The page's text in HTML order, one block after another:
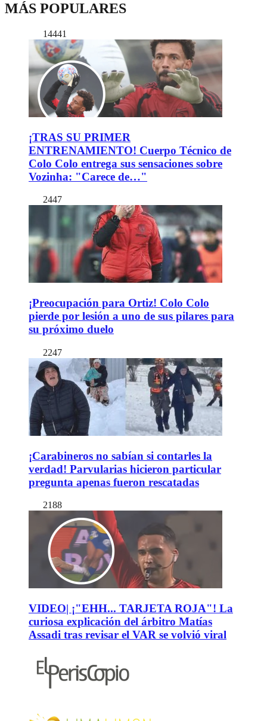
MÁS POPULARES
14441
¡TRAS SU PRIMER
ENTRENAMIENTO! Cuerpo Técnico de
Colo Colo entrega sus sensaciones sobre
Vozinha: "Carece de…"
2447
¡Preocupación para Ortiz! Colo Colo
pierde por lesión a uno de sus pilares para
su próximo duelo
2247
¡Carabineros no sabían si contarles la
verdad! Parvularias hicieron particular
pregunta apenas fueron rescatadas
2188
VIDEO| ¡"EHH... TARJETA ROJA"! La
curiosa explicación del árbitro Matías
Assadi tras revisar el VAR se volvió viral